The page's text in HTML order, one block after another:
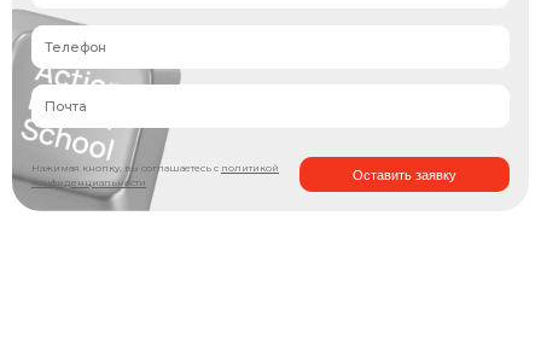
Нажимая кнопку, вы соглашаетесь с политикой
конфиденциальности
Оставить заявку